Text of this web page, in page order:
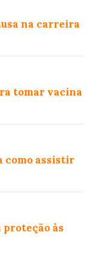
na carreira
tomar vacina
como assistir
proteção às